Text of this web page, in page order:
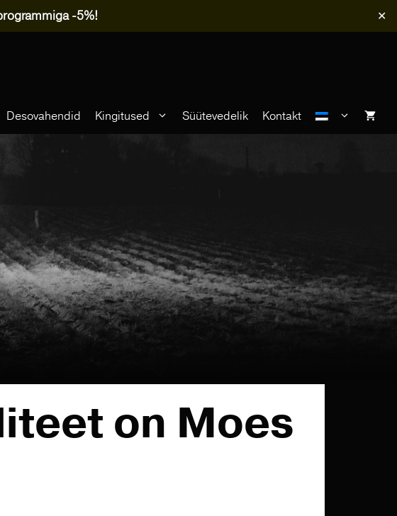
-5%! ✕
Desovahendid Kingitused Süütevedelik Kontakt
on Moes